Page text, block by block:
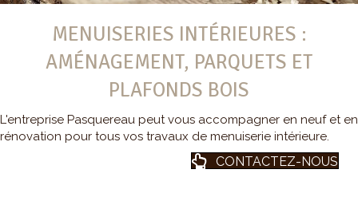
MENUISERIES INTÉRIEURES :
AMÉNAGEMENT, PARQUETS ET
PLAFONDS BOIS
L'entreprise Pasquereau peut vous accompagner en neuf et en
rénovation pour tous vos travaux de menuiserie intérieure.
CONTACTEZ-NOUS